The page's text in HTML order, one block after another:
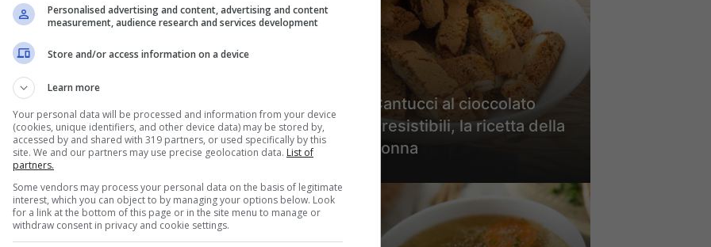
metodi contraccettivi?
Prova ad informarti con il nostro
e intanto troverai alcune utili
pillola anticoncezionale, delpreservativo,
, anche quelli naturali. Ricorda
una maternità responsabile, e prova a
Cantucci al cioccolato
irresistibili, la ricetta della
nonna
Personalised advertising and content, advertising and content
measurement, audience research and services development
Store and/or access information on a device
Learn more
Your personal data will be processed and information from your device
(cookies, unique identifiers, and other device data) may be stored by,
accessed by and shared with 319 partners, or used specifically by this
site. We and our partners may use precise geolocation data. List of
partners.
Some vendors may process your personal data on the basis of legitimate
interest, which you can object to by managing your options below. Look
for a link at the bottom of this page or in the site menu to manage or
withdraw consent in privacy and cookie settings.